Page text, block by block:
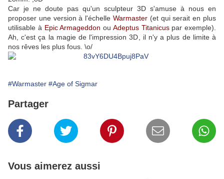
Car je ne doute pas qu'un sculpteur 3D s'amuse à nous en
proposer une version à l'échelle Warmaster (et qui serait en plus
utilisable à Epic Armageddon ou Adeptus Titanicuspar exemple).
Ah, c'est ça la magie de l'impression 3D, il n'y a plus de limite à
nos rêves les plus fous. \o/
#Warmaster #Age of Sigmar
Partager
Vous aimerez aussi